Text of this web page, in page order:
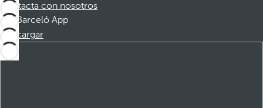
Contacta con nosotros
Barceló App
Descargar